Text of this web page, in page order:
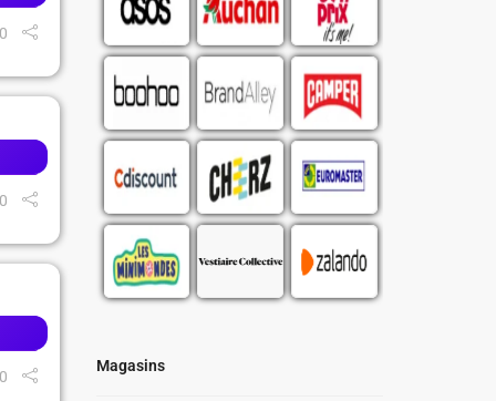
Magasins